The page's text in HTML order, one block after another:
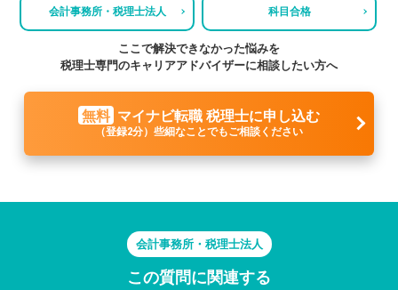
会計事務所・税理士法人 科目合格
ここで解決できなかった悩みを
税理士専門のキャリアアドバイザーに相談したい方へ
無料 マイナビ転職 税理士に申し込む
（登録2分）些細なことでもご相談ください
会計事務所・税理士法人
この質問に関連する